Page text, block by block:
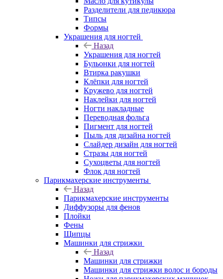
Разделители для педикюра
Типсы
Формы
Украшения для ногтей
Назад
Украшения для ногтей
Бульонки для ногтей
Втирка ракушки
Клёпки для ногтей
Кружево для ногтей
Наклейки для ногтей
Ногти накладные
Переводная фольга
Пигмент для ногтей
Пыль для дизайна ногтей
Слайдер дизайн для ногтей
Стразы для ногтей
Сухоцветы для ногтей
Флок для ногтей
Парикмахерские инструменты
Назад
Парикмахерские инструменты
Диффузоры для фенов
Плойки
Фены
Щипцы
Машинки для стрижки
Назад
Машинки для стрижки
Машинки для стрижки волос и бороды